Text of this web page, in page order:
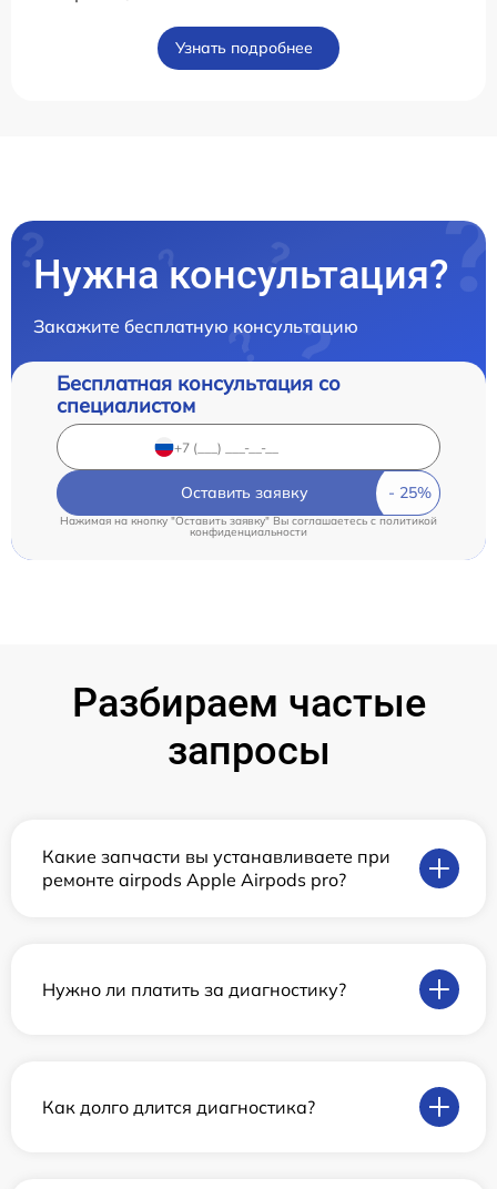
Узнать подробнее
Нужна консультация?
Закажите бесплатную консультацию
Бесплатная консультация со
специалистом
Оставить заявку
Нажимая на кнопку "Оставить заявку" Вы соглашаетесь c политикой
конфиденциальности
Разбираем частые
запросы
Какие запчасти вы устанавливаете при
ремонте airpods Apple Airpods pro?
Нужно ли платить за диагностику?
Как долго длится диагностика?